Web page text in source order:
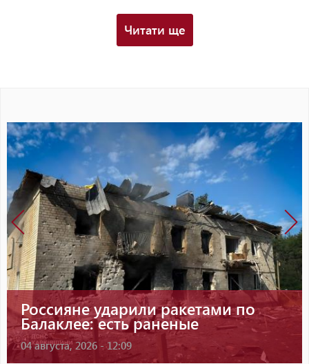
Читати ще
Россияне ударили ракетами по
Балаклее: есть раненые
04 августа, 2026 - 12:09